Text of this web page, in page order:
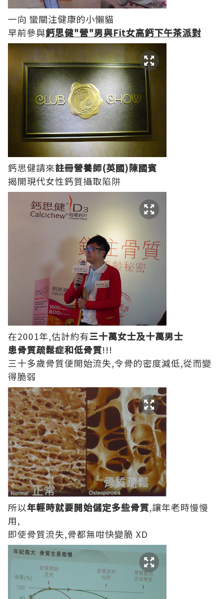
一向 蠻關注健康的小懶貓
早前參與鈣思健"營"男與Fit女高鈣下午茶派對
鈣思健請來註冊營養師(英國)陳國賓
揭開現代女性鈣質攝取陷阱
在2001年,估計約有三十萬女士及十萬男士
患骨質疏鬆症和低骨質!!!
三十多歲骨質便開始流失,令骨的密度減低,從而變
得脆弱
所以年輕時就要開始儲定多些骨質,讓年老時慢慢
用,
即使骨質流失,骨都無咁快變脆 XD